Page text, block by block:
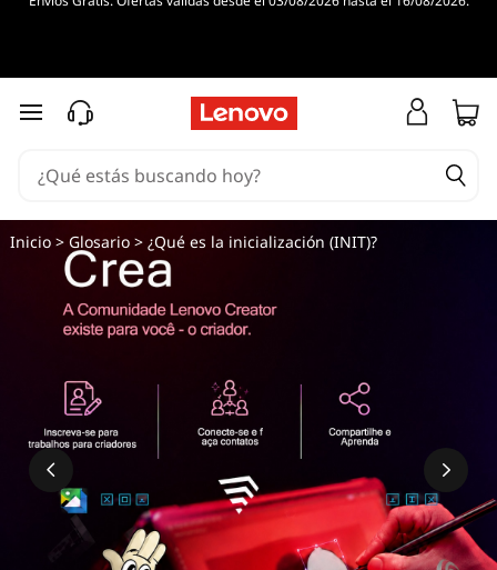
Ir al contenido principal
Inicio> Glosario> ¿Qué es la inicialización (INIT)?